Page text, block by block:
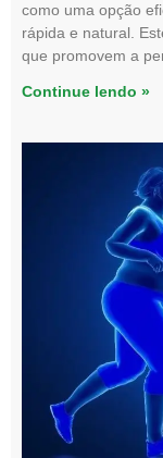
como uma opção
rápida e natural.
que promovem a
Continue lendo »